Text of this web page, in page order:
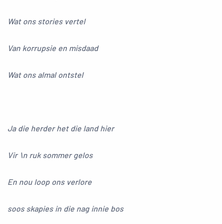
Wat ons stories vertel
Van korrupsie en misdaad
Wat ons almal ontstel
Ja die herder het die land hier
Vir \n ruk sommer gelos
En nou loop ons verlore
soos skapies in die nag innie bos